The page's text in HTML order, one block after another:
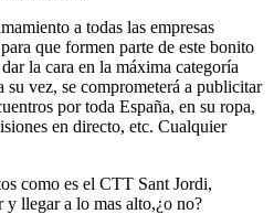
a todas las empresas
que formen parte de este bonito
la cara en la máxima categoría
vez, se comprometerá a publicitar
por toda España, en su ropa,
en directo, etc. Cualquier
como es el CTT Sant Jordi,
y llegar a lo mas alto,¿o no?